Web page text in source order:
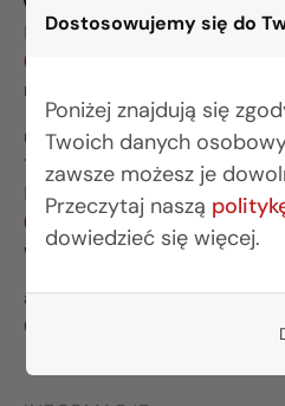
Dostosowujemy się do
Poniżej znajdują się
Twoich danych
zawsze możesz je
Przeczytaj naszą
dowiedzieć się więcej.
BIURO BIAŁYSTOK
(85) 749 99 09
ul. Legionowa 28 lok. 202
15-281 Białystok
BIURO WARSZAWA
(22) 642 03 55
al. Wilanowska 67E lok. U5
02-765 Warszawa